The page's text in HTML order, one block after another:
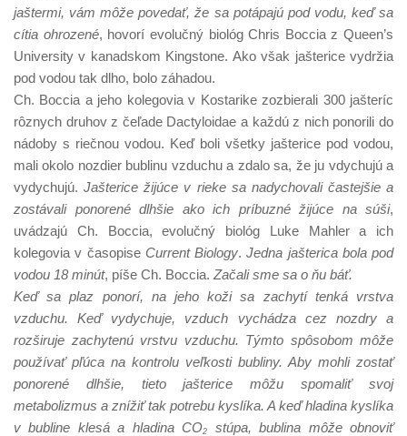
jaštermi, vám môže povedať, že sa potápajú pod vodu, keď sa
cítia ohrozené, hovorí evolučný biológ Chris Boccia z Queen’s
University v kanadskom Kingstone. Ako však jašterice vydržia
pod vodou tak dlho, bolo záhadou.
Ch. Boccia a jeho kolegovia v Kostarike zozbierali 300 jašteríc
rôznych druhov z čeľade Dactyloidae a každú z nich ponorili do
nádoby s riečnou vodou. Keď boli všetky jašterice pod vodou,
mali okolo nozdier bublinu vzduchu a zdalo sa, že ju vdychujú a
vydychujú.Jašterice žijúce v rieke sa nadychovali častejšie a
zostávali ponorené dlhšie ako ich príbuzné žijúce na súši,
uvádzajú Ch. Boccia, evolučný biológ Luke Mahler a ich
kolegovia v časopise Current Biology.Jedna jašterica bola pod
vodou 18 minút, píše Ch. Boccia. Začali sme sa o ňu báť.
Keď sa plaz ponorí, na jeho koži sa zachytí tenká vrstva
vzduchu. Keď vydychuje, vzduch vychádza cez nozdry a
rozširuje zachytenú vrstvu vzduchu. Týmto spôsobom môže
používať pľúca na kontrolu veľkosti bubliny. Aby mohli zostať
ponorené dlhšie, tieto jašterice môžu spomaliť svoj
metabolizmus a znížiť tak potrebu kyslíka. A keď hladina kyslíka
v bubline klesá a hladina CO2
stúpa, bublina môže obnoviť